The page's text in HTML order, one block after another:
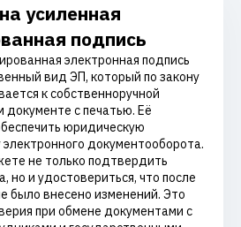
усиленная
подпись
электронная подпись
вид ЭП, который по закону
к собственноручной
с печатью. Её
юридическую
документооборота.
не только подтвердить
но и удостовериться, что после
было внесено изменений. Это
при обмене документами с